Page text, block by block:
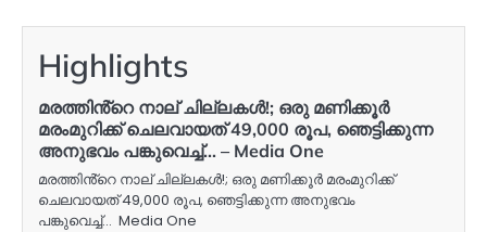
Highlights
മരത്തിൻ്റെ നാല് ചില്ലകൾ!; ഒരു മണിക്കൂർ
മരംമുറിക്ക് ചെലവായത് 49,000 രൂപ, ഞെട്ടിക്കുന്ന
അനുഭവം പങ്കുവെച്ച്… – Media One
മരത്തിൻ്റെ നാല് ചില്ലകൾ!; ഒരു മണിക്കൂർ മരംമുറിക്ക്
ചെലവായത് 49,000 രൂപ, ഞെട്ടിക്കുന്ന അനുഭവം
പങ്കുവെച്ച്… Media One